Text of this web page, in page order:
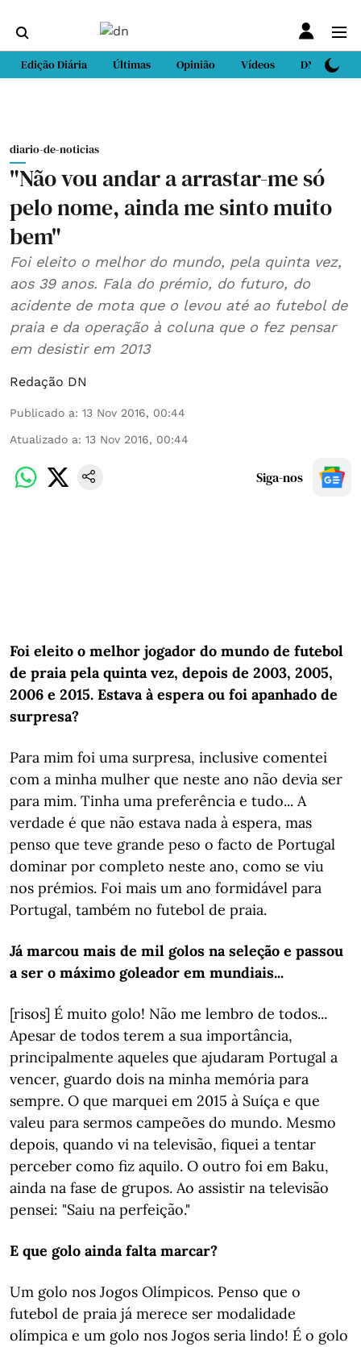
Edição Diária Últimas Opinião Vídeos DN Sport
diario-de-noticias
"Não vou andar a arrastar-me só
pelo nome, ainda me sinto muito
bem"
Foi eleito o melhor do mundo, pela quinta vez,
aos 39 anos. Fala do prémio, do futuro, do
acidente de mota que o levou até ao futebol de
praia e da operação à coluna que o fez pensar
em desistir em 2013
Redação DN
Publicado a: 13 Nov 2016, 00:44
Atualizado a: 13 Nov 2016, 00:44
Siga-nos
Foi eleito o melhor jogador do mundo de futebol
de praia pela quinta vez, depois de 2003, 2005,
2006 e 2015. Estava à espera ou foi apanhado de
surpresa?
Para mim foi uma surpresa, inclusive comentei
com a minha mulher que neste ano não devia ser
para mim. Tinha uma preferência e tudo... A
verdade é que não estava nada à espera, mas
penso que teve grande peso o facto de Portugal
dominar por completo neste ano, como se viu
nos prémios. Foi mais um ano formidável para
Portugal, também no futebol de praia.
Já marcou mais de mil golos na seleção e passou
a ser o máximo goleador em mundiais...
[risos] É muito golo! Não me lembro de todos...
Apesar de todos terem a sua importância,
principalmente aqueles que ajudaram Portugal a
vencer, guardo dois na minha memória para
sempre. O que marquei em 2015 à Suíça e que
valeu para sermos campeões do mundo. Mesmo
depois, quando vi na televisão, fiquei a tentar
perceber como fiz aquilo. O outro foi em Baku,
ainda na fase de grupos. Ao assistir na televisão
pensei: "Saiu na perfeição."
E que golo ainda falta marcar?
Um golo nos Jogos Olímpicos. Penso que o
futebol de praia já merece ser modalidade
olímpica e um golo nos Jogos seria lindo! É o golo